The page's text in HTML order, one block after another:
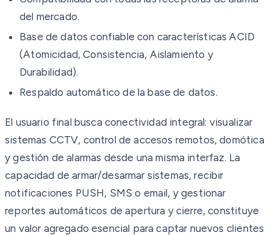
del mercado.
Base de datos confiable con características ACID
(Atomicidad, Consistencia, Aislamiento y
Durabilidad).
Respaldo automático de la base de datos.
El usuario final busca conectividad integral: visualizar
sistemas CCTV, control de accesos remotos, domótica
y gestión de alarmas desde una misma interfaz. La
capacidad de armar/desarmar sistemas, recibir
notificaciones PUSH, SMS o email, y gestionar
reportes automáticos de apertura y cierre, constituye
un valor agregado esencial para captar nuevos clientes